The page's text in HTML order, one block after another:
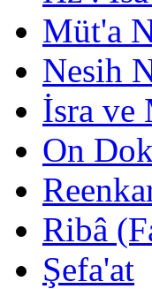
Müt'a
Nesih
İsra ve
On
Ribâ
Şefa'at